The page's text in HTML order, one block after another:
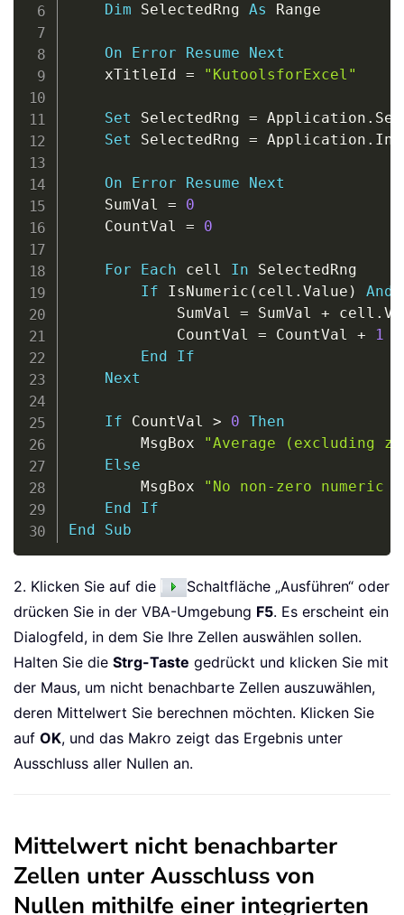
Dim SelectedRng As Range
On Error Resume
Next
    xTitleId
= "KutoolsforExcel"
Set SelectedRng = Application .
Set SelectedRng = Application .
On Error Resume
Next
    SumVal
=
0
    CountVal
= 0
For Each cell In SelectedRng
If IsNumeric ( cell . Value ) And
            SumVal
= SumVal + cell .
            CountVal
= CountVal +
1
End
If
Next
If CountVal > 0 Then
        MsgBox
"Average (excluding
Else
        MsgBox
"No non-zero
End
If
End
Sub
2. Klicken Sie auf die
Schaltfläche „Ausführen“ oder
drücken Sie in der VBA-Umgebung F5. Es erscheint ein
Dialogfeld, in dem Sie Ihre Zellen auswählen sollen.
Halten Sie die Strg-Taste gedrückt und klicken Sie mit
der Maus, um nicht benachbarte Zellen auszuwählen,
deren Mittelwert Sie berechnen möchten. Klicken Sie
auf OK, und das Makro zeigt das Ergebnis unter
Ausschluss aller Nullen an.
Mittelwert nicht benachbarter
Zellen unter Ausschluss von
Nullen mithilfe einer integrierten